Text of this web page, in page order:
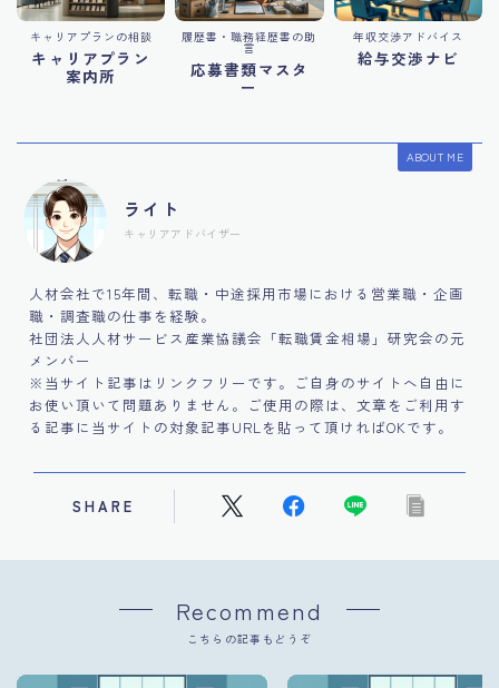
キャリアプランの相談
キャリアプラン
案内所
履歴書・職務経歴書の助
言
応募書類マスタ
ー
年収交渉アドバイス
給与交渉ナビ
ABOUT ME
ライト
キャリアアドバイザー
人材会社で15年間、転職・中途採用市場における営業職・企画
職・調査職の仕事を経験。
社団法人人材サービス産業協議会「転職賃金相場」研究会の元
メンバー
※当サイト記事はリンクフリーです。ご自身のサイトへ自由に
お使い頂いて問題ありません。ご使用の際は、文章をご利用す
る記事に当サイトの対象記事URLを貼って頂ければOKです。
SHARE
Recommend
こちらの記事もどうぞ